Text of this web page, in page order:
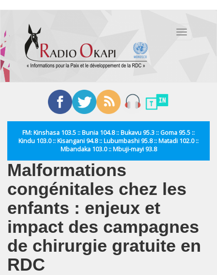
contenu
principal
Toggle
FM: Kinshasa 103.5 :: Bunia 104.8 :: Bukavu 95.3 :: Goma 95.5 ::
Kindu 103.0 :: Kisangani 94.8 :: Lubumbashi 95.8 :: Matadi 102.0 ::
Mbandaka 103.0 :: Mbuji-mayi 93.8
Malformations
congénitales chez les
enfants : enjeux et
impact des campagnes
de chirurgie gratuite en
RDC